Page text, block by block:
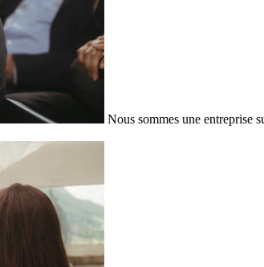
Nous sommes une entreprise